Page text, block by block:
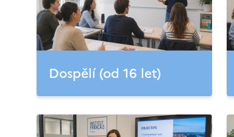
Dospělí (od 16 let)